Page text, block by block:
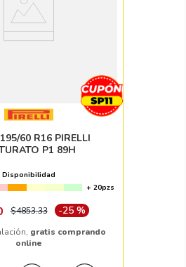
60 R16 PIRELLI
P1 89H
Disponibilidad
+ 20pzs
$4853.33 -25 %
gratis comprando
online